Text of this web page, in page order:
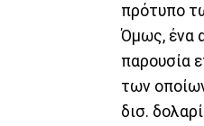
πρότυπο
Όμως, ένα
παρουσία
των
δισ.